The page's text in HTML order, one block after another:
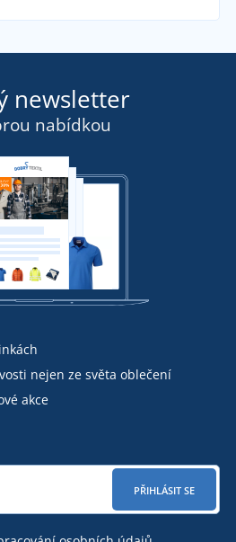
newsletter
nabídkou
nejen ze světa oblečení
akce
PŘIHLÁSIT SE